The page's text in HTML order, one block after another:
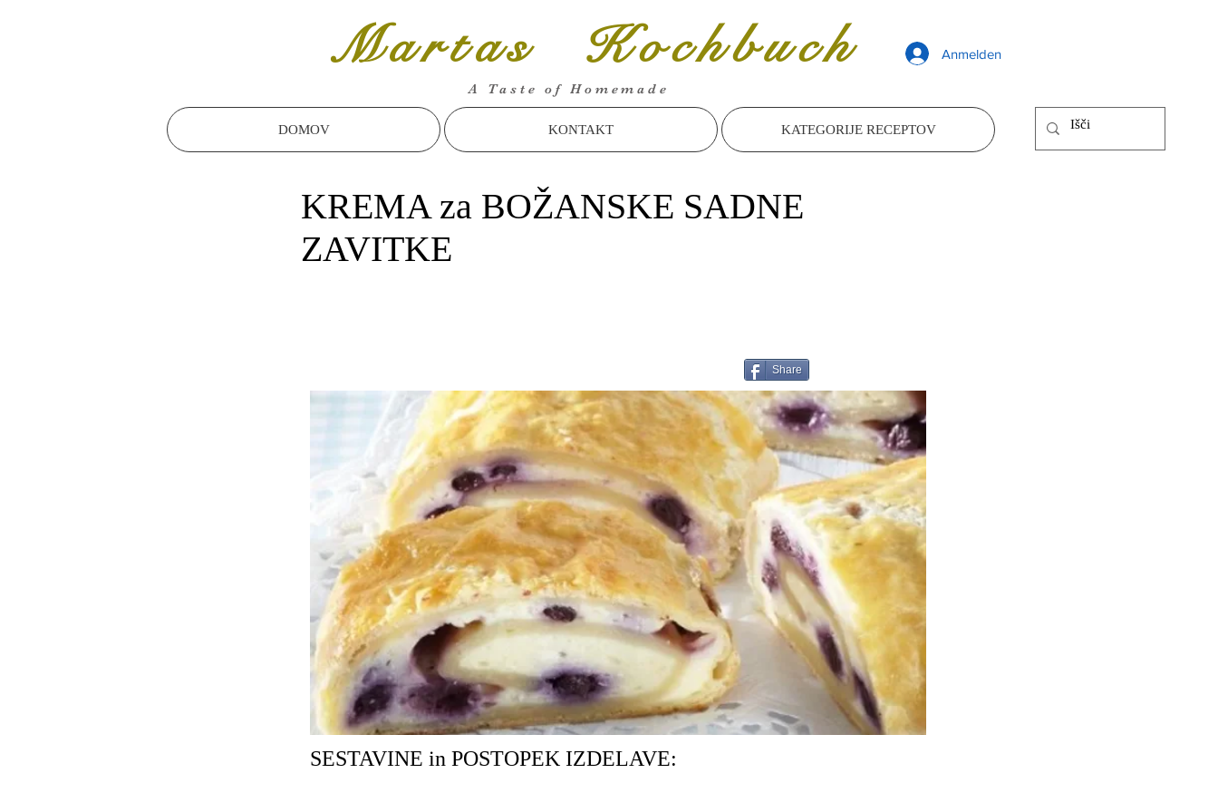
Martas Kochbuch Anmelden
A Taste of Homemade
DOMOV KONTAKT KATEGORIJE RECEPTOV
KREMA za BOŽANSKE SADNE
ZAVITKE
Share
SESTAVINE in POSTOPEK IZDELAVE: